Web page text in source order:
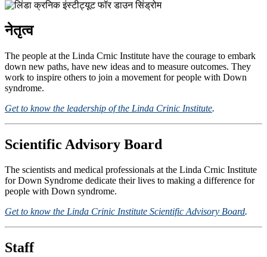
नेतृत्व
The people at the Linda Crnic Institute have the courage to embark
down new paths, have new ideas and to measure outcomes. They
work to inspire others to join a movement for people with Down
syndrome.
Get to know the leadership of the Linda Crinic Institute.
Scientific Advisory Board
The scientists and medical professionals at the Linda Crnic Institute
for Down Syndrome dedicate their lives to making a difference for
people with Down syndrome.
Get to know the Linda Crinic Institute Scientific Advisory Board.
Staff